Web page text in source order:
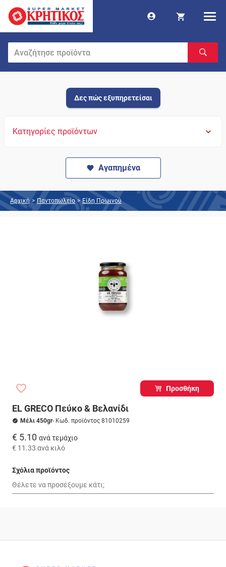
Δες πώς εξυπηρετείσαι
Κατηγορίες προϊόντων
Αγαπημένα
Αρχική > Παντοπωλείο > Είδη Πρωινού
Προσθήκη
EL GRECO Πεύκο & Βελανίδι
Μέλι 450gr- Κωδ. προϊόντος 81010259
€ 5.10 ανά τεμάχιο
€ 11.33 ανά κιλό
Σχόλια προϊόντος